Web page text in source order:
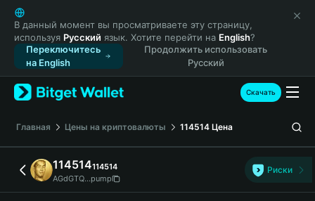
English
日本語
Tiếng Việt
Русский
Español (Latinoamérica)
Türkçe
Français
Deutsch
简体中文
繁體中文
Português (Portugal)
В данный момент вы просматриваете эту страницу,
используя Русский язык. Хотите перейти на English?
Переключитесь
на English
Продолжить использовать
Русский
Скачать
Главная Цены на криптовалюты 114514 Цена
114514114514
AGdGTQ...pump
Риски